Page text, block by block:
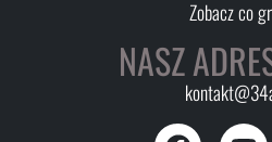
Zobacz co
NASZ